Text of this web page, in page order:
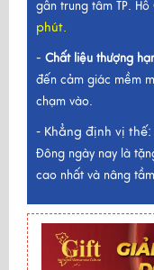
gần trung tâm TP. Hồ
phút.
- Chất liệu thượng
đến cảm giác mềm
chạm vào.
- Khẳng định vị thế:
Đông ngày nay là
cao nhất và nâng